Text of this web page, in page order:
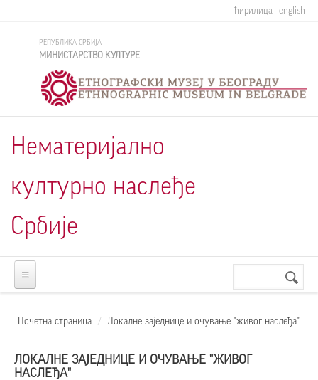
ћирилица english
РЕПУБЛИКА СРБИЈА
МИНИСТАРСТВО КУЛТУРЕ
Нематеријално
културно наслеђе
Србије
Почетна страница Локалне заједнице и очување "живог наслеђа"
ЛОКАЛНЕ ЗАЈЕДНИЦЕ И ОЧУВАЊЕ "ЖИВОГ
НАСЛЕЂА"